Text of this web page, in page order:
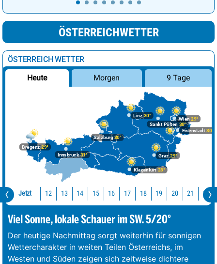
ÖSTERREICHWETTER
ÖSTERREICH WETTER
Heute Morgen 9 Tage
Bregenz29°
Graz29°
Innsbruck31°
Klagenfurt 28°
Linz30°
Salzburg30°
Wien 29°
Eisenstadt 30°
Sankt Pölten 30°
Jetzt 12 13 14 15 16 17 18 19 20 21 22
Viel Sonne, lokale Schauer im SW. 5/20°
Der heutige Nachmittag sorgt weiterhin für sonnigen
Wettercharakter in weiten Teilen Österreichs, im
Westen und Süden zeigen sich zeitweise dichtere